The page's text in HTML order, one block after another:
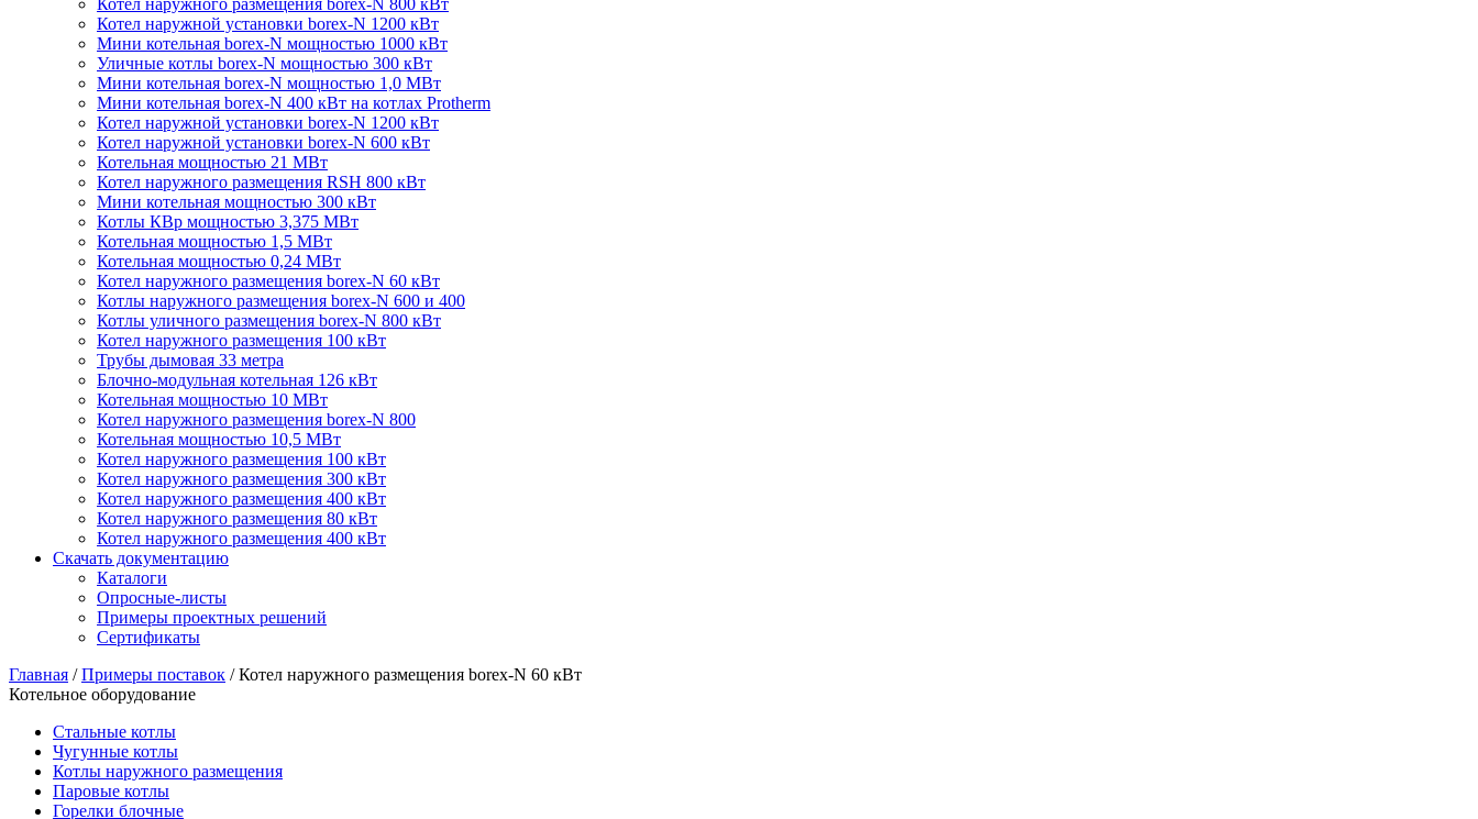
Котел наружного размещения borex-N 800 кВт
Котел наружной установки borex-N 1200 кВт
Мини котельная borex-N мощностью 1000 кВт
Уличные котлы borex-N мощностью 300 кВт
Мини котельная borex-N мощностью 1,0 МВт
Мини котельная borex-N 400 кВт на котлах Protherm
Котел наружной установки borex-N 1200 кВт
Котел наружной установки borex-N 600 кВт
Котельная мощностью 21 МВт
Котел наружного размещения RSH 800 кВт
Мини котельная мощностью 300 кВт
Котлы КВр мощностью 3,375 МВт
Котельная мощностью 1,5 МВт
Котельная мощностью 0,24 МВт
Котел наружного размещения borex-N 60 кВт
Котлы наружного размещения borex-N 600 и 400
Котлы уличного размещения borex-N 800 кВт
Котел наружного размещения 100 кВт
Трубы дымовая 33 метра
Блочно-модульная котельная 126 кВт
Котельная мощностью 10 МВт
Котел наружного размещения borex-N 800
Котельная мощностью 10,5 МВт
Котел наружного размещения 100 кВт
Котел наружного размещения 300 кВт
Котел наружного размещения 400 кВт
Котел наружного размещения 80 кВт
Котел наружного размещения 400 кВт
Скачать документацию
Каталоги
Опросные-листы
Примеры проектных решений
Сертификаты
Главная /Примеры поставок /Котел наружного размещения borex-N 60 кВт
Котельное оборудование
Стальные котлы
Чугунные котлы
Котлы наружного размещения
Паровые котлы
Горелки блочные